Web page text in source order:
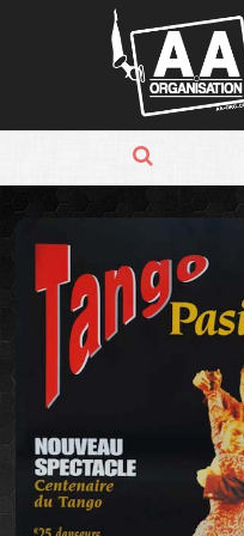
Panneau de gestion des cookies